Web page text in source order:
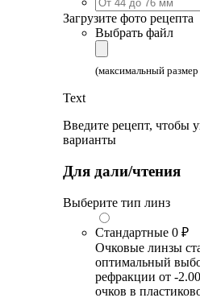
Загрузите фото рецепта
Выбрать файл
(максимальный
Text
Введите рецепт, чтобы
варианты
Для дали/чтения
Выберите тип линз
Стандартные 0 ₽
Очковые линзы
оптимальный
рефракции от -
очков в